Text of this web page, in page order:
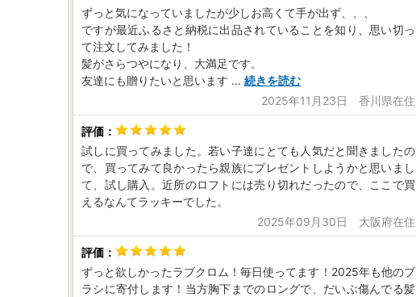
ずっと気になっていましたが少しお高くて手が出ず、、、
ですが最近ふるさと納税に出品されていることを知り、思い切っ
て注文してみました！
髪がさらつやになり、大満足です。
友達にも贈りたいと思います ... 続きを読む
2025年11月23日 香川県在住
試しに買ってみました。若い子達にとても人気だと聞きましたの
で、買ってみて良かったら親族にプレゼントしようかと思いまし
て、試し購入。近所のロフトには売り切れだったので、ここで買
えるなんてラッキーでした。
2025年09月30日 大阪府在住
ずっと欲しかったラブクロム！毎日使ってます！2025年も他のブ
ラシに寄付します！当方胸下までのロングで、だいぶ傷んでる髪